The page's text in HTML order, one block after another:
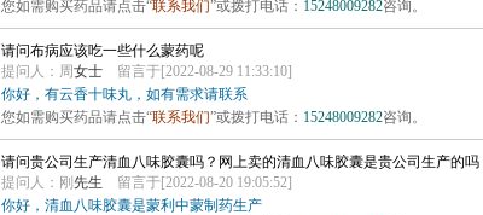
您如需购买药品请点击“联系我们”或拨打电话： 15248009282咨询。
请问布病应该吃一些什么蒙药呢
提问人：周女士留言于[2022-08-29 11:33:10]
你好，有云香十味丸，如有需求请联系
您如需购买药品请点击“联系我们”或拨打电话： 15248009282咨询。
请问贵公司生产清血八味胶囊吗？网上卖的清血八味胶囊是贵公司生产的吗
提问人：刚 先生 留言于[2022-08-20 19:05:52]
你好，清血八味胶囊是蒙利中蒙制药生产